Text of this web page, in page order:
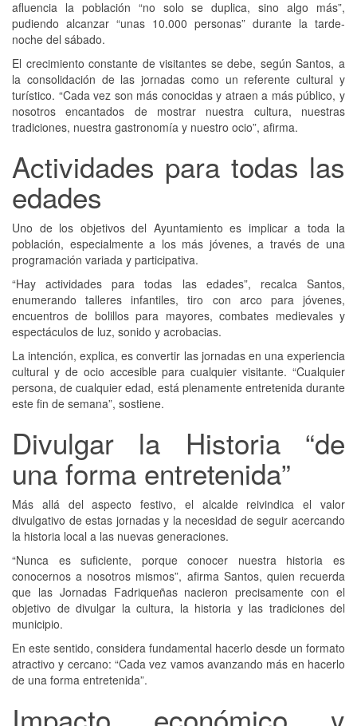
afluencia la población “no solo se duplica, sino algo más”,
pudiendo alcanzar “unas 10.000 personas” durante la tarde-
noche del sábado.
El crecimiento constante de visitantes se debe, según Santos, a
la consolidación de las jornadas como un referente cultural y
turístico. “Cada vez son más conocidas y atraen a más público, y
nosotros encantados de mostrar nuestra cultura, nuestras
tradiciones, nuestra gastronomía y nuestro ocio”, afirma.
Actividades para todas las
edades
Uno de los objetivos del Ayuntamiento es implicar a toda la
población, especialmente a los más jóvenes, a través de una
programación variada y participativa.
“Hay actividades para todas las edades”, recalca Santos,
enumerando talleres infantiles, tiro con arco para jóvenes,
encuentros de bolillos para mayores, combates medievales y
espectáculos de luz, sonido y acrobacias.
La intención, explica, es convertir las jornadas en una experiencia
cultural y de ocio accesible para cualquier visitante. “Cualquier
persona, de cualquier edad, está plenamente entretenida durante
este fin de semana”, sostiene.
Divulgar la Historia “de
una forma entretenida”
Más allá del aspecto festivo, el alcalde reivindica el valor
divulgativo de estas jornadas y la necesidad de seguir acercando
la historia local a las nuevas generaciones.
“Nunca es suficiente, porque conocer nuestra historia es
conocernos a nosotros mismos”, afirma Santos, quien recuerda
que las Jornadas Fadriqueñas nacieron precisamente con el
objetivo de divulgar la cultura, la historia y las tradiciones del
municipio.
En este sentido, considera fundamental hacerlo desde un formato
atractivo y cercano: “Cada vez vamos avanzando más en hacerlo
de una forma entretenida”.